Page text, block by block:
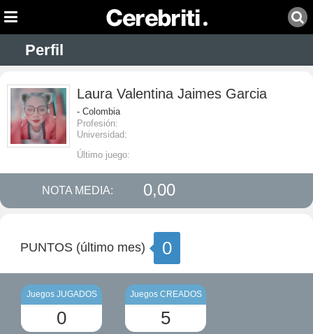
Perfil
Laura Valentina Jaimes Garcia
- Colombia
Profesión:
Universidad:
Último juego:
NOTA MEDIA: 0,00
PUNTOS (último mes) 0
Juegos JUGADOS
0
Juegos CREADOS
5